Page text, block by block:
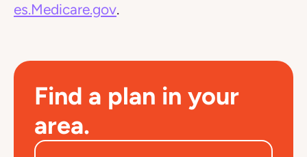
es.Medicare.gov.
Find a plan in your
area.